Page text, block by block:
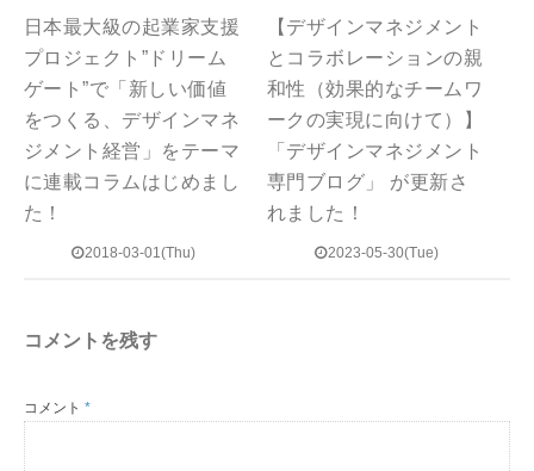
日本最大級の起業家支援
プロジェクト”ドリーム
ゲート”で「新しい価値
をつくる、デザインマネ
ジメント経営」をテーマ
に連載コラムはじめまし
た！
2018-03-01(Thu)
【デザインマネジメント
とコラボレーションの親
和性（効果的なチームワ
ークの実現に向けて）】
「デザインマネジメント
専門ブログ」 が更新さ
れました！
2023-05-30(Tue)
コメントを残す
コメント *